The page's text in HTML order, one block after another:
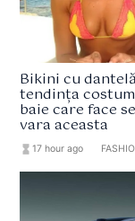
Bikini cu
tendința
baie care face
vara aceasta
hourglass_full17 hour ago